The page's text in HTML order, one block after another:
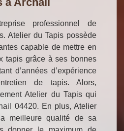
professionnel de
Atelier du Tapis possède
capable de mettre en
tapis grâce à ses bonnes
d’années d’expérience
de tapis. Alors,
Atelier du Tapis qui
04420. En plus, Atelier
meilleure qualité de sa